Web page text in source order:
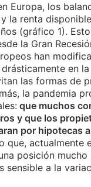
Europa, los
la renta
(gráfico 1).
la Gran
han
en
las formas de
la pandemia
que muchos
y que los
por hipotecas
que, actualmente
posición
sensible a la